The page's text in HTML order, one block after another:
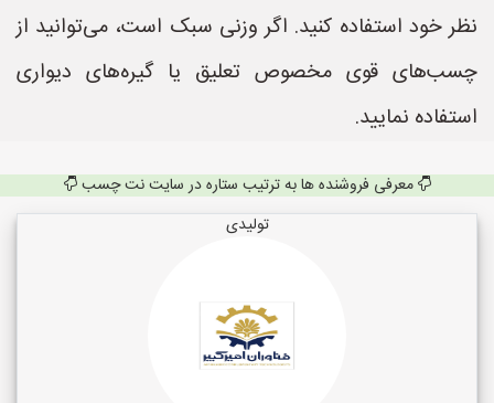
نظر خود استفاده کنید. اگر وزنی سبک است، می‌توانید از
چسب‌های قوی مخصوص تعلیق یا گیره‌های دیواری
استفاده نمایید.
معرفی فروشنده ها به ترتیب ستاره در سایت نت چسب
تولیدی